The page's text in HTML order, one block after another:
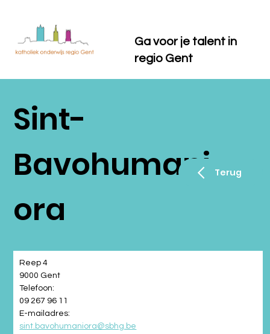
Ga voor je talent in
regio Gent
Sint-
Bavohumani
ora
Reep 4
9000 Gent
Telefoon:
09 267 96 11
E-mailadres:
sint.bavohumaniora@sbhg.be
Terug